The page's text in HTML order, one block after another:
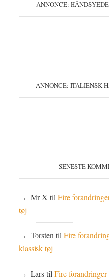
ANNONCE:
ANNONCE: ITALIENSK
SENESTE
Mr X til Fire
tøj
Torsten til Fire
klassisk tøj
Larstil Fire